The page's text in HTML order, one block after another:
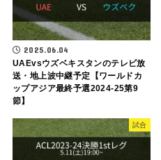
2025.06.04
UAEvsウズベキスタンのテレビ放
送・地上波中継予定【ワールドカ
ップアジア最終予選2024-25第9
節】
試合